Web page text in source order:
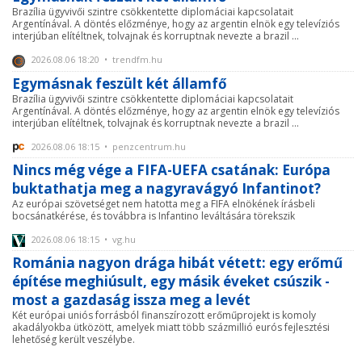
Brazília ügyvivői szintre csökkentette diplomáciai kapcsolatait
Argentínával. A döntés előzménye, hogy az argentin elnök egy televíziós
interjúban elítéltnek, tolvajnak és korruptnak nevezte a brazil ...
2026.08.06 18:20 • trendfm.hu
Egymásnak feszült két államfő
Brazília ügyvivői szintre csökkentette diplomáciai kapcsolatait
Argentínával. A döntés előzménye, hogy az argentin elnök egy televíziós
interjúban elítéltnek, tolvajnak és korruptnak nevezte a brazil ...
2026.08.06 18:15 • penzcentrum.hu
Nincs még vége a FIFA-UEFA csatának: Európa
buktathatja meg a nagyravágyó Infantinot?
Az európai szövetséget nem hatotta meg a FIFA elnökének írásbeli
bocsánatkérése, és továbbra is Infantino leváltására törekszik
2026.08.06 18:15 • vg.hu
Románia nagyon drága hibát vétett: egy erőmű
építése meghiúsult, egy másik éveket csúszik -
most a gazdaság issza meg a levét
Két európai uniós forrásból finanszírozott erőműprojekt is komoly
akadályokba ütközött, amelyek miatt több százmillió eurós fejlesztési
lehetőség került veszélybe.